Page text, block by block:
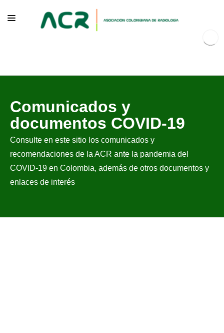
EDUCACIÓN
PUBLICACIONES
PROGRAMAS INSTITUCIONALES
PROGRAMAS POR PATOLOGÍAS
JURÍDICO
Comunicados y
documentos COVID-19
Consulte en este sitio los comunicados y
recomendaciones de la ACR ante la pandemia del
COVID-19 en Colombia, además de otros documentos y
enlaces de interés